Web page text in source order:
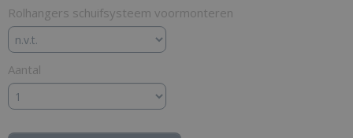
Rolhangers schuifsysteem voormonteren
Aantal